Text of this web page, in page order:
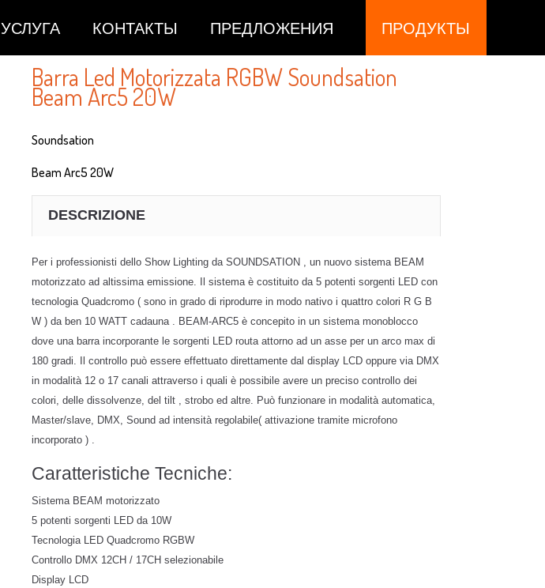
УСЛУГА КОНТАКТЫ ПРЕДЛОЖЕНИЯ ПРОДУКТЫ
Barra Led Motorizzata RGBW Soundsation
Beam Arc5 20W
Soundsation
Beam Arc5 20W
DESCRIZIONE
Per i professionisti dello Show Lighting da SOUNDSATION , un nuovo sistema BEAM
motorizzato ad altissima emissione. Il sistema è costituito da 5 potenti sorgenti LED con
tecnologia Quadcromo ( sono in grado di riprodurre in modo nativo i quattro colori R G B
W ) da ben 10 WATT cadauna . BEAM-ARC5 è concepito in un sistema monoblocco
dove una barra incorporante le sorgenti LED routa attorno ad un asse per un arco max di
180 gradi. Il controllo può essere effettuato direttamente dal display LCD oppure via DMX
in modalità 12 o 17 canali attraverso i quali è possibile avere un preciso controllo dei
colori, delle dissolvenze, del tilt , strobo ed altre. Può funzionare in modalità automatica,
Master/slave, DMX, Sound ad intensità regolabile( attivazione tramite microfono
incorporato ) .
Caratteristiche Tecniche:
Sistema BEAM motorizzato
5 potenti sorgenti LED da 10W
Tecnologia LED Quadcromo RGBW
Controllo DMX 12CH / 17CH selezionabile
Display LCD